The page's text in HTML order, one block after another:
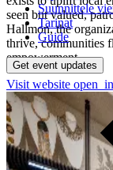
Suunnittele
Tarinat
Guide
Get event updates
seen but valued,
Hallmon, the
thrive, communities
empowerment.
Visit website